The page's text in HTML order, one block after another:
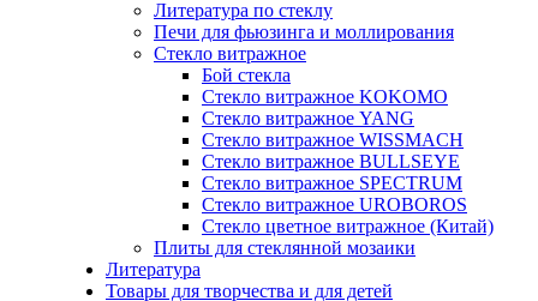
Литература по стеклу
Печи для фьюзинга и моллирования
Стекло витражное
Бой стекла
Стекло витражное KOKOMO
Стекло витражное YANG
Стекло витражное WISSMACH
Стекло витражное BULLSEYE
Стекло витражное SPECTRUM
Стекло витражное UROBOROS
Стекло цветное витражное (Китай)
Плиты для стеклянной мозаики
Литература
Товары для творчества и для детей